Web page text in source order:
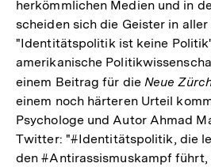
herkömmlichen Medien und in
scheiden sich die Geister in aller
"Identitätspolitik ist keine
amerikanische
einem Beitrag für die Neue
einem noch härteren Urteil
Psychologe und Autor Ahmad
Twitter: "#Identitätspolitik, die
den #Antirassismuskampf